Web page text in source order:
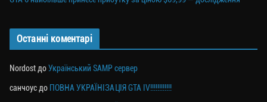
Останні коментарі
NordostдоУкраїнський SAMP сервер
санчоусдо ПОВНА УКРАЇНІЗАЦІЯ GTA IV!!!!!!!!!!!!